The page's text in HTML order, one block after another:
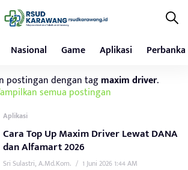
Nasional Game Aplikasi
postingan dengan tagmaxim driver.
semua postingan
Aplikasi
Cara Top Up Maxim Driver Lewat DANA
dan Alfamart 2026
Sri Sulastri, A.Md.Kom. / 1 Juni 2026 1:44 AM